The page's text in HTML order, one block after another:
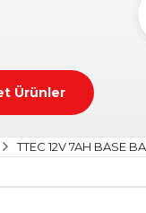
Ürünler
TTEC 12V 7AH BASE